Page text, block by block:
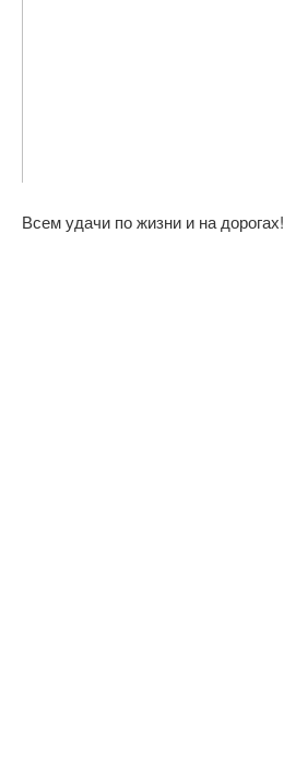
Всем удачи по жизни и на дорогах!